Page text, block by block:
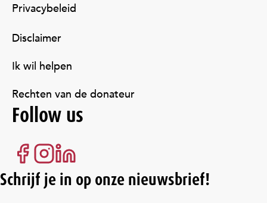
Privacybeleid
Disclaimer
Ik wil helpen
Rechten van de donateur
Follow us
Schrijf je in op onze nieuwsbrief!